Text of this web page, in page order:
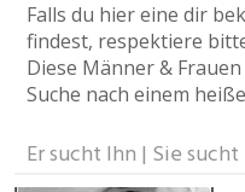
Falls du hier eine dir
findest, respektiere
Diese Männer &
Suche nach einem
Er sucht Ihn | Sie sucht